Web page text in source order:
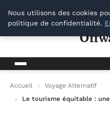
Offways.fr
Accueil
Voyage Alternatif
Le tourisme équitable :
Nous utilisons des cookies
politique de confidentialité.